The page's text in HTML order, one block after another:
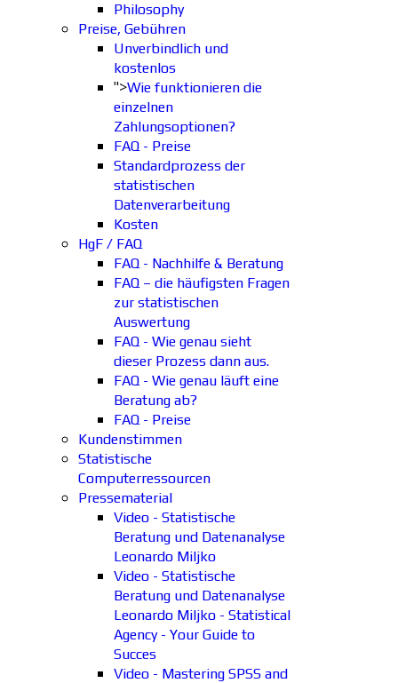
Philosophy
Preise, Gebühren
Unverbindlich und
kostenlos
">Wie funktionieren die
einzelnen
Zahlungsoptionen?
FAQ - Preise
Standardprozess der
statistischen
Datenverarbeitung
Kosten
HgF / FAQ
FAQ - Nachhilfe & Beratung
FAQ – die häufigsten Fragen
zur statistischen
Auswertung
FAQ - Wie genau sieht
dieser Prozess dann aus.
FAQ - Wie genau läuft eine
Beratung ab?
FAQ - Preise
Kundenstimmen
Statistische
Computerressourcen
Pressematerial
Video - Statistische
Beratung und Datenanalyse
Leonardo Miljko
Video - Statistische
Beratung und Datenanalyse
Leonardo Miljko - Statistical
Agency - Your Guide to
Succes
Video - Mastering SPSS and